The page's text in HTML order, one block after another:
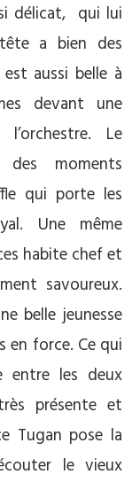
délicat, qui lui
a bien des
aussi belle à
devant une
Le
des moments
qui porte les
Une même
habite chef et
savoureux.
belle jeunesse
en force. Ce qui
entre les deux
présente et
Tugan pose la
le vieux